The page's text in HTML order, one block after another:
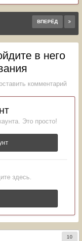
ВПЕРЁД
в него
комментарий
Это просто!
здесь.
10